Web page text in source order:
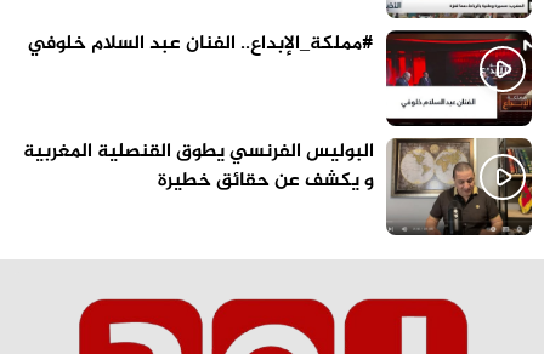
#مملكة_الإبداع.. الفنان عبد السلام خلوفي
البوليس الفرنسي يطوق القنصلية المغربية
و يكشف عن حقائق خطيرة